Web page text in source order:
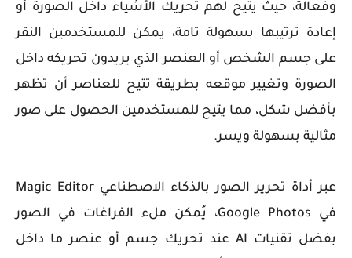
وفعالة، حيث يتيح لهم تحريك الأشياء داخل الصورة أو
إعادة ترتيبها بسهولة تامة، يمكن للمستخدمين النقر
على جسم الشخص أو العنصر الذي يريدون تحريكه داخل
الصورة وتغيير موقعه بطريقة تتيح للعناصر أن تظهر
بأفضل شكل، مما يتيح للمستخدمين الحصول على صور
مثالية بسهولة ويسر.
عبر أداة تحرير الصور بالذكاء الاصطناعي Magic Editor
في Google Photos، يُمكن ملء الفراغات في الصور
بفضل تقنيات AI عند تحريك جسم أو عنصر ما داخل